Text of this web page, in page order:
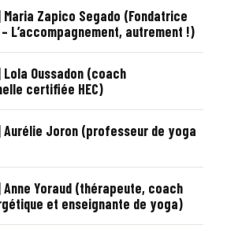
Maria Zapico Segado (Fondatrice
L’accompagnement, autrement !)
Lola Oussadon (coach
certifiée HEC)
Aurélie Joron (professeur de yoga
Anne Yoraud (thérapeute, coach
et enseignante de yoga)